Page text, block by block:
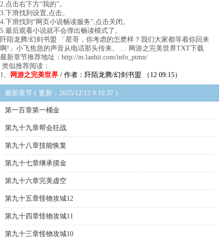
2.点击右下方“我的”。
3.下滑找到设置,点击。
4.下滑找到“网页小说畅读服务”,点击关闭。
5.最后观看小说就不会弹出畅读模式了。
阡陌龙腾/幻剑书盟 「星哥，你考虑的怎麽样？我们大家都等着你回来
啊!」小飞焦急的声音从电话那头传来。 ... 网游之完美世界TXT下载
最新章节推荐地址：http://m.lanhii.com/info_ptmn/
类似推荐阅读：
1、
网游之完美世界 / 作者：阡陌龙腾/幻剑书盟 （12 09:15）
最新章节 ( 更新：2025/12/12 9:16:37 )
第一百章第一桶金
第九十九章帮会狂战
第九十八章技能恢复
第九十七章继承摸金
第九十六章完美虚空
第九十五章怪物攻城12
第九十四章怪物攻城11
第九十三章怪物攻城10